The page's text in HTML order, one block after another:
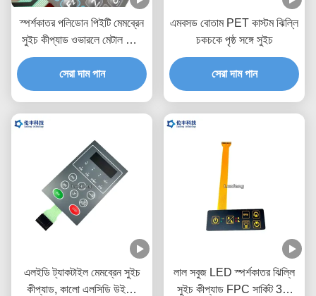
স্পর্শকাতর পলিডোন পিইটি মেমব্রেন
সুইচ কীপ্যাড ওভারলে মেটাল ডোম
চিকিৎসা সরঞ্জাম
সেরা দাম পান
এমবসড বোতাম PET কাস্টম ঝিল্লি
চকচকে পৃষ্ঠ সঙ্গে সুইচ
সেরা দাম পান
এলইডি ট্যাকটাইল মেমব্রেন সুইচ
কীপ্যাড, কালো এলসিডি উইন্ডো
লাল সবুজ LED স্পর্শকাতর ঝিল্লি
সুইচ কীপ্যাড FPC সার্কিট 3M